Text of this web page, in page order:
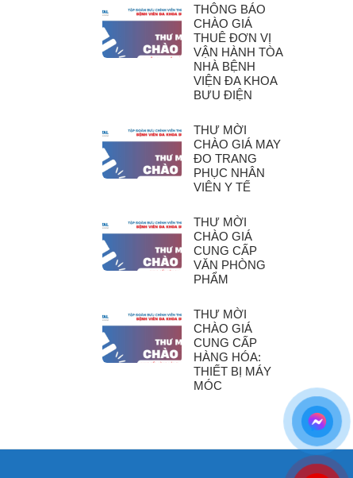
THÔNG BÁO
CHÀO GIÁ
THUÊ ĐƠN VỊ
VẬN HÀNH TÒA
NHÀ BỆNH
VIỆN ĐA KHOA
BƯU ĐIỆN
THƯ MỜI
CHÀO GIÁ MAY
ĐO TRANG
PHỤC NHÂN
VIÊN Y TẾ
THƯ MỜI
CHÀO GIÁ
CUNG CẤP
VĂN PHÒNG
PHẨM
THƯ MỜI
CHÀO GIÁ
CUNG CẤP
HÀNG HÓA:
THIẾT BỊ MÁY
MÓC